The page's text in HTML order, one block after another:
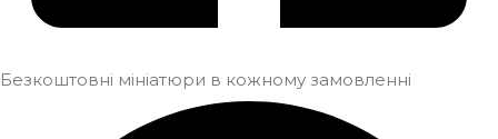
Безкоштовні мініатюри в кожному замовленні